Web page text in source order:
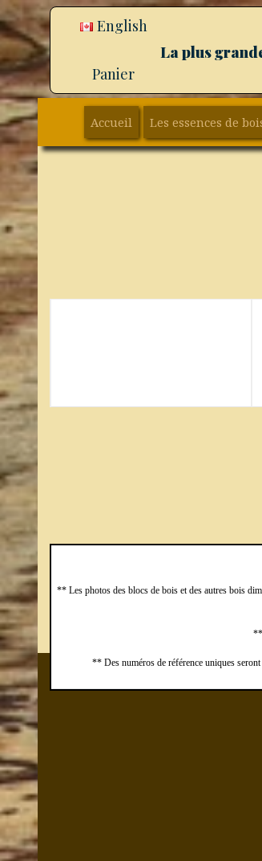
English
La plus
Panier
Accueil Les essences de
** Les photos des blocs de bois et des autres bois
**
** Des numéros de référence uniques seront